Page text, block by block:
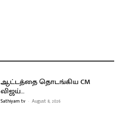
ஆட்டத்தை தொடங்கிய CM
விஜய்…
Sathiyam tv - August 8, 2026